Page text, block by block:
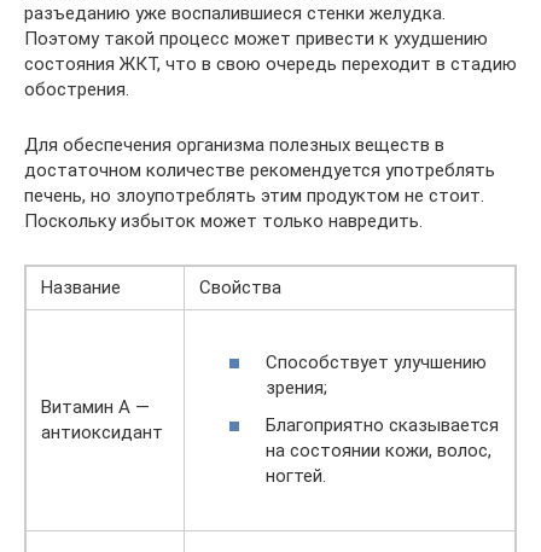
разъеданию уже воспалившиеся стенки желудка.
Поэтому такой процесс может привести к ухудшению
состояния ЖКТ, что в свою очередь переходит в стадию
обострения.
Для обеспечения организма полезных веществ в
достаточном количестве рекомендуется употреблять
печень, но злоупотреблять этим продуктом не стоит.
Поскольку избыток может только навредить.
Название Свойства
Витамин А —
антиоксидант
Способствует улучшению
зрения;
Благоприятно сказывается
на состоянии кожи, волос,
ногтей.